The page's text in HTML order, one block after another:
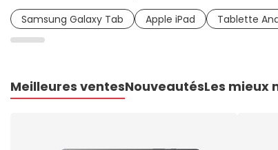
Samsung Galaxy Tab Apple iPad Tablette
Meilleures ventesNouveautésLes mieux